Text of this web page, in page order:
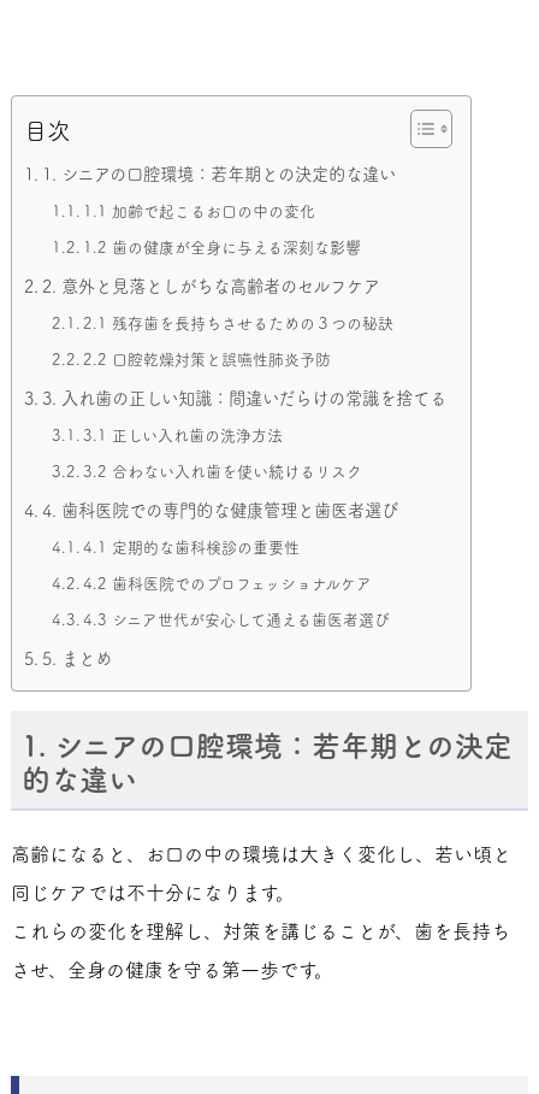
目次
1. シニアの口腔環境：若年期との決定的な違い
1.1 加齢で起こるお口の中の変化
1.2 歯の健康が全身に与える深刻な影響
2. 意外と見落としがちな高齢者のセルフケア
2.1 残存歯を長持ちさせるための３つの秘訣
2.2 口腔乾燥対策と誤嚥性肺炎予防
3. 入れ歯の正しい知識：間違いだらけの常識を捨てる
3.1 正しい入れ歯の洗浄方法
3.2 合わない入れ歯を使い続けるリスク
4. 歯科医院での専門的な健康管理と歯医者選び
4.1 定期的な歯科検診の重要性
4.2 歯科医院でのプロフェッショナルケア
4.3 シニア世代が安心して通える歯医者選び
5. まとめ
1. シニアの口腔環境：若年期との決定
的な違い
高齢になると、お口の中の環境は大きく変化し、若い頃と
同じケアでは不十分になります。
これらの変化を理解し、対策を講じることが、歯を長持ち
させ、全身の健康を守る第一歩です。